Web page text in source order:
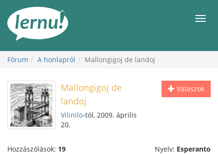
Fórum A honlapról Mallongigoj de landoj
Válaszok
Mallongigoj de
landoj
Vilinilo-tól, 2009. április
20.
Hozzászólások: 19 Nyelv: Esperanto